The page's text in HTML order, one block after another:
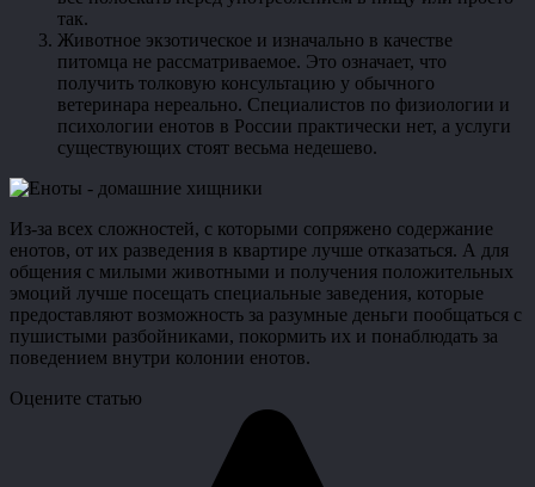
так.
Животное экзотическое и изначально в качестве
питомца не рассматриваемое. Это означает, что
получить толковую консультацию у обычного
ветеринара нереально. Специалистов по физиологии и
психологии енотов в России практически нет, а услуги
существующих стоят весьма недешево.
Из-за всех сложностей, с которыми сопряжено содержание
енотов, от их разведения в квартире лучше отказаться. А для
общения с милыми животными и получения положительных
эмоций лучше посещать специальные заведения, которые
предоставляют возможность за разумные деньги пообщаться с
пушистыми разбойниками, покормить их и понаблюдать за
поведением внутри колонии енотов.
Оцените статью